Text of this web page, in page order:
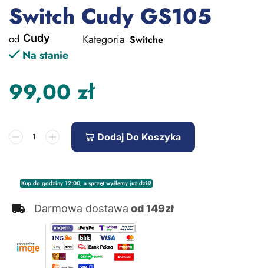
Switch Cudy GS105
od Cudy Kategoria Switche
Na stanie
99,00 zł
Dodaj Do Koszyka
Kup do godziny 12:00, a sprzęt wyślemy już dziś!
Darmowa dostawa od 149zł